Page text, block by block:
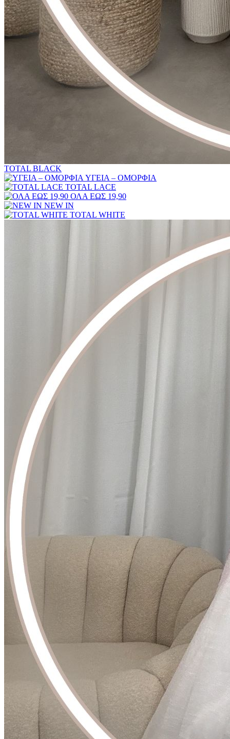
TOTAL BLACK
ΥΓΕΙΑ – ΟΜΟΡΦΙΑ
TOTAL LACE
ΟΛΑ ΕΩΣ 19,90
NEW IN
TOTAL WHITE